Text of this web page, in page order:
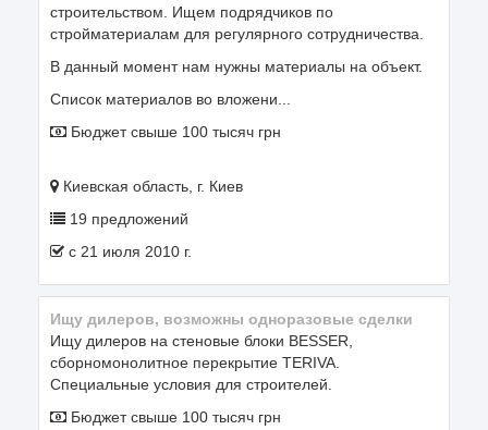
строительством. Ищем подрядчиков по
стройматериалам для регулярного сотрудничества.
В данный момент нам нужны материалы на объект.
Список материалов во вложени...
Бюджет свыше 100 тысяч грн
Киевская область, г. Киев
19 предложений
c 21 июля 2010 г.
Ищу дилеров, возможны одноразовые сделки
Ищу дилеров на стеновые блоки BESSER,
сборномонолитное перекрытие TERIVA.
Специальные условия для строителей.
Бюджет свыше 100 тысяч грн